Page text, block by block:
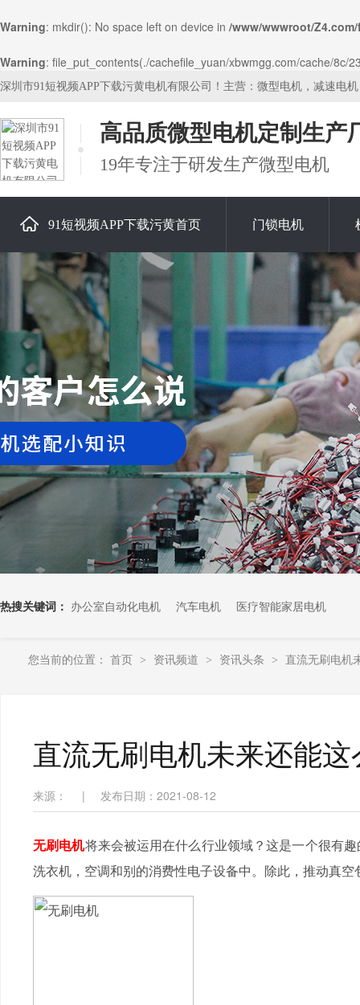
Warning: mkdir(): No space left on device in /www/wwwroot/
Warning: file_put_contents(./cachefile_yuan/xbwmgg.com/cache/
深圳市91短视频APP下载污黄电机有限公司！主营：微型电机，减速电
高品质微型电机定制生产
19年专注于研发生产微型电机
91短视频APP下载污黄首页 门锁电机
关于91短视频APP下载污黄
热搜关键词： 办公室自动化电机 汽车电机 医疗智能家居电机
您当前的位置： 首页 > 资讯频道 > 资讯头条 > 直流无刷电机
直流无刷电机未来还能
来源： | 发布日期：2021-08-12
无刷电机将来会被运用在什么行业领域？这是一个很有
洗衣机，空调和别的消费性电子设备中。除此，推动真